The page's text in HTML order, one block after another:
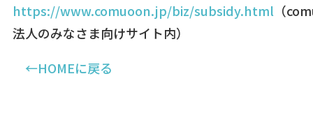
https://www.comuoon.jp/biz/subsidy.html （
法人のみなさま向けサイト内）
←HOMEに戻る